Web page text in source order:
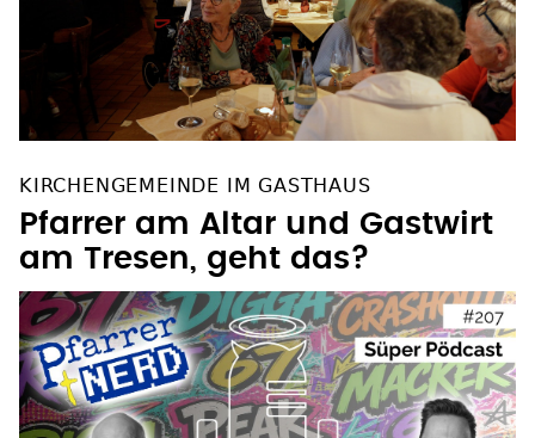
KIRCHENGEMEINDE IM GASTHAUS
Pfarrer am Altar und Gastwirt
am Tresen, geht das?